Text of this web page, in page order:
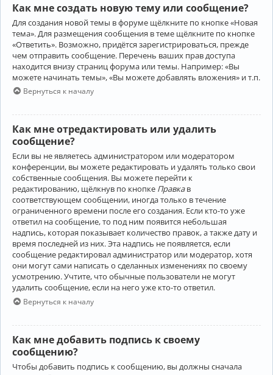
Как мне создать новую тему или сообщение?
Для создания новой темы в форуме щёлкните по кнопке «Новая
тема». Для размещения сообщения в теме щёлкните по кнопке
«Ответить». Возможно, придётся зарегистрироваться, прежде
чем отправить сообщение. Перечень ваших прав доступа
находится внизу страниц форума или темы. Например: «Вы
можете начинать темы», «Вы можете добавлять вложения» и т.п.
Вернуться к началу
Как мне отредактировать или удалить
сообщение?
Если вы не являетесь администратором или модератором
конференции, вы можете редактировать и удалять только свои
собственные сообщения. Вы можете перейти к
редактированию, щёлкнув по кнопке Правкав
соответствующем сообщении, иногда только в течение
ограниченного времени после его создания. Если кто-то уже
ответил на сообщение, то под ним появится небольшая
надпись, которая показывает количество правок, а также дату и
время последней из них. Эта надпись не появляется, если
сообщение редактировал администратор или модератор, хотя
они могут сами написать о сделанных изменениях по своему
усмотрению. Учтите, что обычные пользователи не могут
удалить сообщение, если на него уже кто-то ответил.
Вернуться к началу
Как мне добавить подпись к своему
сообщению?
Чтобы добавить подпись к сообщению, вы должны сначала